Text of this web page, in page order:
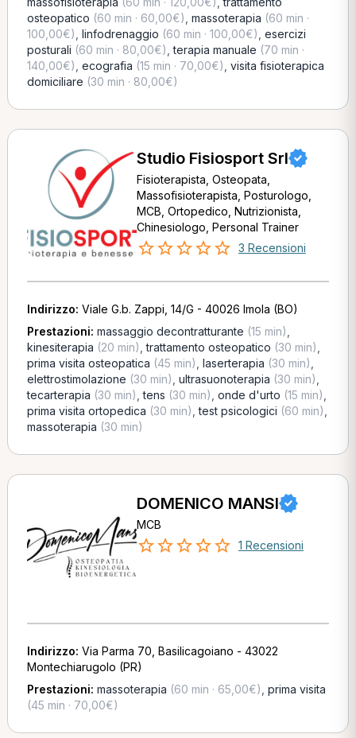
osteopatico (60 min · 60,00€) massoterapia (60 min ·
100,00€) linfodrenaggio (60 min · 100,00€) esercizi
posturali (60 min · 80,00€) ,terapia manuale (70 min ·
140,00€) ecografia (15 min · 70,00€) visita fisioterapica
domiciliare (30 min · 80,00€)
Studio Fisiosport Srl
Fisioterapista, Osteopata,
Massofisioterapista, Posturologo,
MCB, Ortopedico, Nutrizionista,
Chinesiologo, Personal Trainer
3 Recensioni
Indirizzo: Viale G.b. Zappi, 14/G - 40026 Imola (BO)
Prestazioni: massaggio decontratturante (15 min)
kinesiterapia (20 min) ,trattamento osteopatico (30 min)
prima visita osteopatica (45 min) laserterapia (30 min)
elettrostimolazione (30 min) ultrasuonoterapia (30 min)
tecarterapia (30 min) ,tens (30 min) onde d'urto (15 min)
prima visita ortopedica (30 min) ,test psicologici (60 min)
massoterapia (30 min)
DOMENICO MANSI
MCB
1 Recensioni
Indirizzo: Via Parma 70, Basilicagoiano - 43022
Montechiarugolo (PR)
Prestazioni: massoterapia (60 min · 65,00€) prima visita
(45 min · 70,00€)